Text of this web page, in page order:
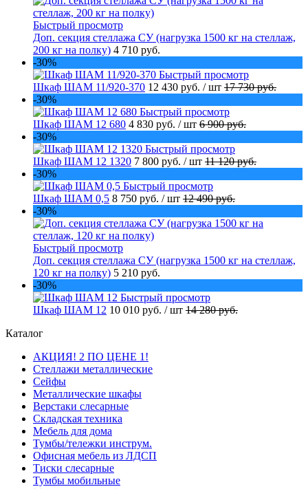
Быстрый просмотр
Доп. секция стеллажа СУ (нагрузка 1500 кг на стеллаж,
200 кг на полку) 4 710 руб.
-30%
Быстрый просмотр
Шкаф ШАМ 11/920-370 12 430 руб. / шт 17 730 руб.
-30%
Быстрый просмотр
Шкаф ШАМ 12 680 4 830 руб. / шт 6 900 руб.
-30%
Быстрый просмотр
Шкаф ШАМ 12 1320 7 800 руб. / шт 11 120 руб.
-30%
Быстрый просмотр
Шкаф ШАМ 0,5 8 750 руб. / шт 12 490 руб.
-30%
Быстрый просмотр
Доп. секция стеллажа СУ (нагрузка 1500 кг на стеллаж,
120 кг на полку) 5 210 руб.
-30%
Быстрый просмотр
Шкаф ШАМ 12 10 010 руб. / шт 14 280 руб.
Каталог
АКЦИЯ! 2 ПО ЦЕНЕ 1!
Стеллажи металлические
Сейфы
Металлические шкафы
Верстаки слесарные
Складская техника
Мебель для дома
Тумбы/тележки инструм.
Офисная мебель из ЛДСП
Тиски слесарные
Тумбы мобильные